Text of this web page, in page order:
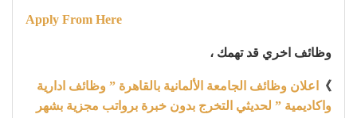
Apply From Here
وظائف اخري قد تهمك ،
》
اعلان وظائف الجامعة الألمانية بالقاهرة ” وظائف ادارية
واكاديمية ” لحديثي التخرج بدون خبرة برواتب مجزية بشهر